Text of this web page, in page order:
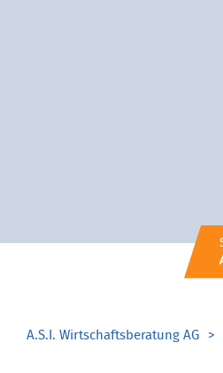
A.S.I. Wirtschaftsberatung AG